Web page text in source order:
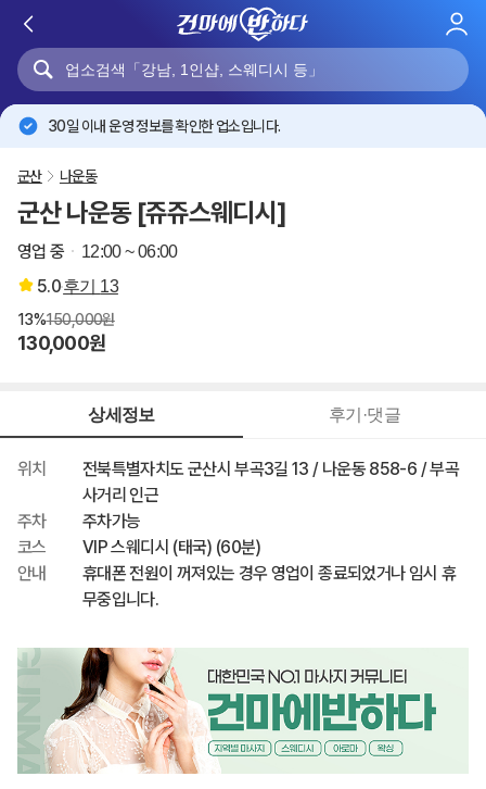
로
30일 이내 운영 정보를 확인한 업소입니다.
군산 나운동
군산 나운동 [쥬쥬스웨디시]
영업 중 12:00 ~ 06:00
5.0후기 13
13%150,000원
130,000원
상세정보 후기·댓글
위치
전북특별자치도 군산시 부곡3길 13 / 나운동 858-6 / 부곡
사거리 인근
주차
주차가능
코스
VIP 스웨디시 (태국) (60분)
안내
휴대폰 전원이 꺼져있는 경우 영업이 종료되었거나 임시 휴
무중입니다.